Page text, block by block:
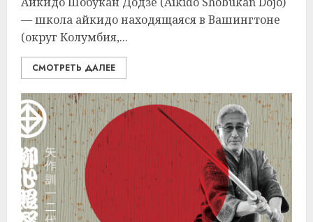
— школа айкидо находящаяся в Вашингтоне
(округ Колумбия,...
СМОТРЕТЬ ДАЛЕЕ